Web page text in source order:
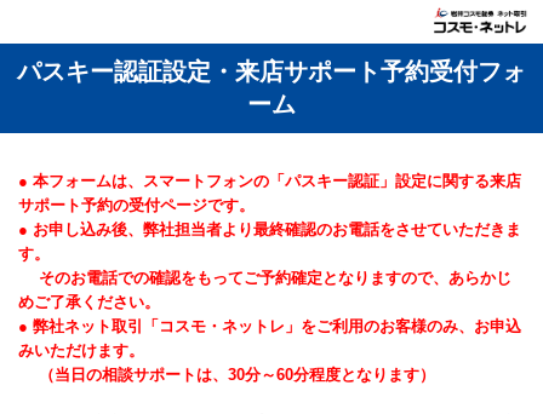
パスキー認証設定・来店サポート予約受付フォ
ーム
● 本フォームは、スマートフォンの「パスキー認証」設定に関する来店
サポート予約の受付ページです。
● お申し込み後、弊社担当者より最終確認のお電話をさせていただきま
す。
そのお電話での確認をもってご予約確定となりますので、あらかじ
めご了承ください。
● 弊社ネット取引「コスモ・ネットレ」をご利用のお客様のみ、お申込
みいただけます。
（当日の相談サポートは、30分～60分程度となります）